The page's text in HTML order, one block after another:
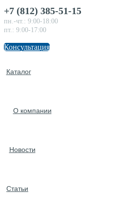
Каталог
О компании
Новости
Статьи
+7 (812) 385-51-15
пн.-чт.: 9:00-18:00
пт.: 9:00-17:00
Консультация